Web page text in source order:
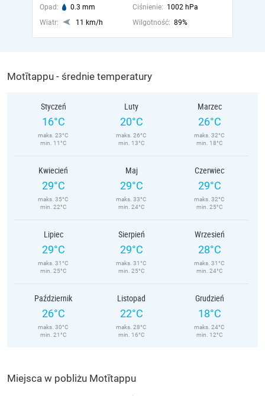
Opad: 0.3 mm Ciśnienie: 1002 hPa
Wiatr:
11 km/h Wilgotność: 89%
Motītappu - średnie temperatury
Styczeń
16°C
maks. 23°C
min. 11°C
Luty
20°C
maks. 26°C
min. 13°C
Marzec
26°C
maks. 32°C
min. 18°C
Kwiecień
29°C
maks. 35°C
min. 22°C
Maj
29°C
maks. 33°C
min. 24°C
Czerwiec
29°C
maks. 32°C
min. 25°C
Lipiec
29°C
maks. 31°C
min. 25°C
Sierpień
29°C
maks. 31°C
min. 25°C
Wrzesień
28°C
maks. 31°C
min. 24°C
Październik
26°C
maks. 30°C
min. 21°C
Listopad
22°C
maks. 28°C
min. 16°C
Grudzień
18°C
maks. 24°C
min. 12°C
Miejsca w pobliżu Motītappu